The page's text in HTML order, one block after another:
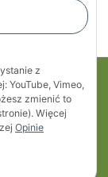
z
YouTube, Vimeo,
zmienić to
Więcej
Opinie